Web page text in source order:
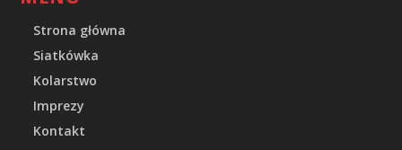
Strona główna
Siatkówka
Kolarstwo
Imprezy
Kontakt